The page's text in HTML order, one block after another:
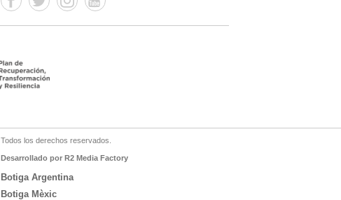
Todos los derechos reservados.
Desarrollado por R2 Media Factory
Botiga Argentina
Botiga Mèxic